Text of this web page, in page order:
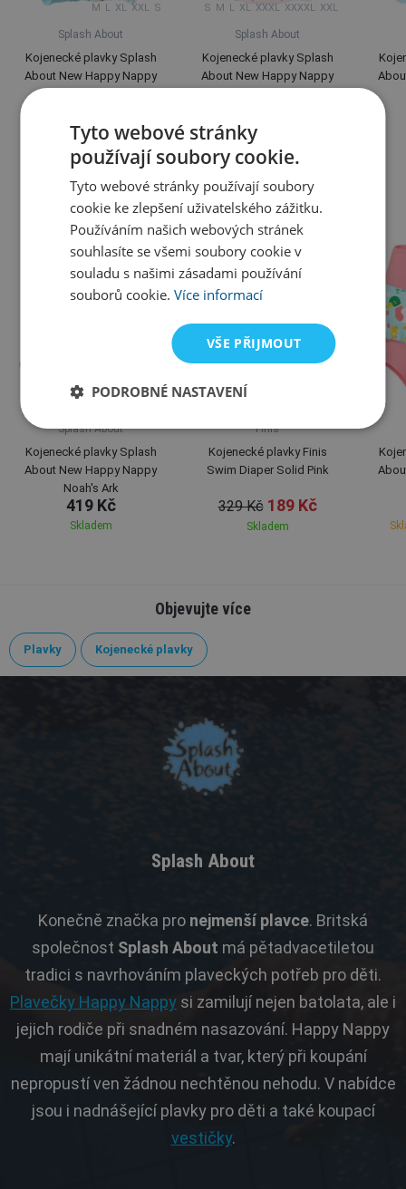
M L XL XXL S
Splash About
Kojenecké plavky Splash
About New Happy Nappy
Skladem
S M L XL XXXL XXXXL XXL
Splash About
Kojenecké plavky Splash
About New Happy Nappy
Varianty skladem
Alternativní zboží
Splash About
Kojenecké plavky Splash
About New Happy Nappy
Noah's Ark
419 Kč
Skladem
Finis
Kojenecké plavky Finis
Swim Diaper Solid Pink
329 Kč 189 Kč
Skladem
Objevujte více
Plavky Kojenecké plavky
Splash About
Konečně značka pro nejmenší plavce. Britská
společnost Splash About má pětadvacetiletou
tradici s navrhováním plaveckých potřeb pro děti.
Plavečky Happy Nappy si zamilují nejen batolata, ale i
jejich rodiče při snadném nasazování. Happy Nappy
mají unikátní materiál a tvar, který při koupání
nepropustí ven žádnou nechtěnou nehodu. V nabídce
jsou i nadnášející plavky pro děti a také koupací
vestičky.
Tyto webové stránky
používají soubory cookie.
Tyto webové stránky používají soubory
cookie ke zlepšení uživatelského zážitku.
Používáním našich webových stránek
souhlasíte se všemi soubory cookie v
souladu s našimi zásadami používání
souborů cookie.Více informací
VŠE PŘIJMOUT
PODROBNÉ NASTAVENÍ